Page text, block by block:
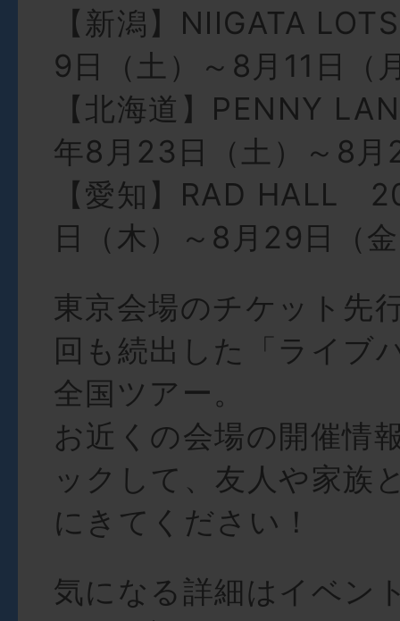
【新潟】NIIGATA
9日（土）～8月11日（
【北海道】PENNY
年8月23日（土）～8月
【愛知】RAD HALL
日（木）～8月29日（
東京会場のチケット先
回も続出した「ライブ
全国ツアー。
お近くの会場の開催情
ックして、友人や家族
にきてください！
気になる詳細はイベン